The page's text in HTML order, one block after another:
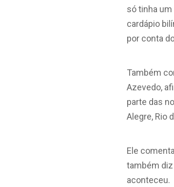
só tinha
cardápio
por conta
Também
Azevedo,
parte das
Alegre, Rio
Ele
também diz
aconteceu.